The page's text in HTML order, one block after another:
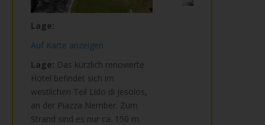
Lage:
Auf Karte anzeigen
Lage: Das kürzlich renovierte
Hotel befindet sich im
westlichen Teil Lido di Jesolos,
an der Piazza Nember. Zum
Strand sind es nur ca. 150 m.